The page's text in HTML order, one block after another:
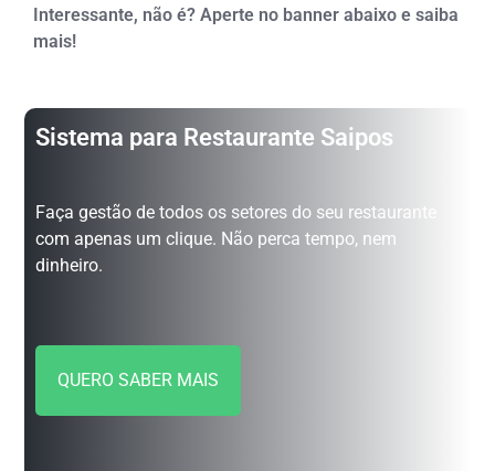
Interessante, não é? Aperte no banner abaixo e saiba
mais!
Sistema para Restaurante Saipos
Faça gestão de todos os setores do seu restaurante
com apenas um clique. Não perca tempo, nem
dinheiro.
QUERO SABER MAIS